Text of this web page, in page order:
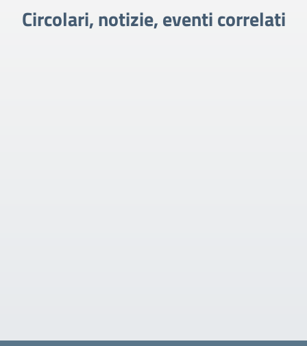
Circolari, notizie, eventi correlati